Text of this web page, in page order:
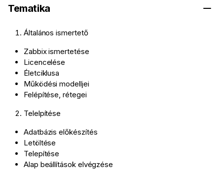
Tematika
Általános ismertető
Zabbix ismertetése
Licencelése
Életciklusa
Működési modelljei
Felépítése, rétegei
Telelpítése
Adatbázis előkészítés
Letöltése
Telepítése
Alap beállítások elvégzése